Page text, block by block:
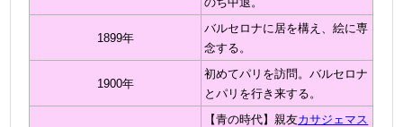
1899年
バルセロナに居を構え、絵に専
念する。
1900年
初めてパリを訪問。バルセロナ
とパリを行き来する。
【青の時代】親友カサジェマス